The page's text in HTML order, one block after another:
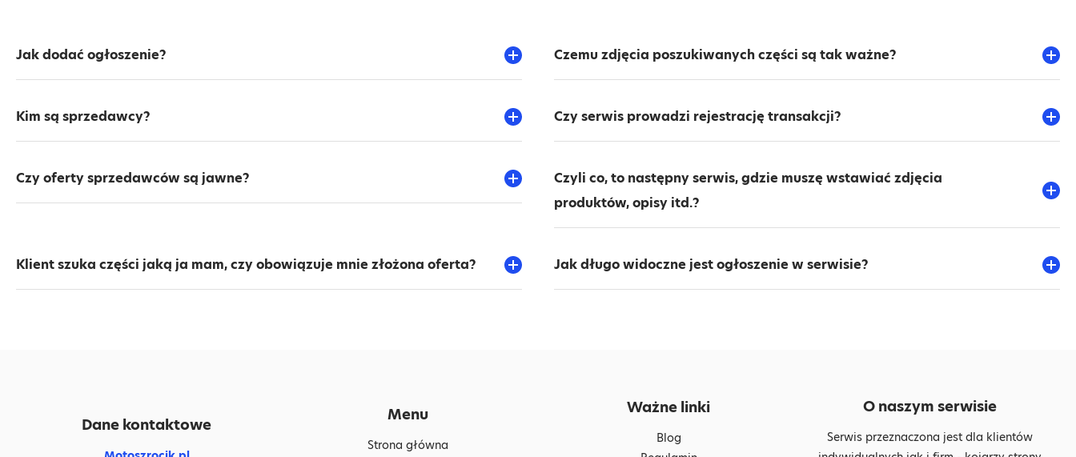
Jak dodać ogłoszenie? Czemu zdjęcia poszukiwanych części są tak ważne?
Kim są sprzedawcy? Czy serwis prowadzi rejestrację transakcji?
Czy oferty sprzedawców są jawne?
Czyli co, to następny serwis, gdzie muszę wstawiać zdjęcia
produktów, opisy itd.?
Klient szuka części jaką ja mam, czy obowiązuje mnie złożona oferta? Jak długo widoczne jest ogłoszenie w serwisie?
Dane kontaktowe Menu
Strona główna
Ważne linki
Blog
O naszym serwisie
Serwis przeznaczona jest dla klientów